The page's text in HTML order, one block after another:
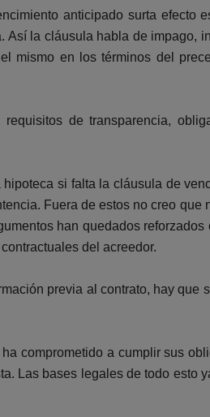
anticipado surta efecto
Así la cláusula habla de impago,
mismo en los términos del
de transparencia,
si falta la cláusula de
Fuera de estos no creo que
han quedados
del acreedor.
previa al contrato, hay que
comprometido a cumplir sus
Las bases legales de todo esto